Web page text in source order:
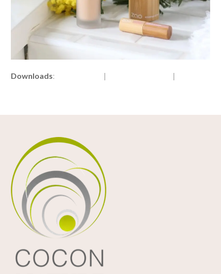
Downloads: | |